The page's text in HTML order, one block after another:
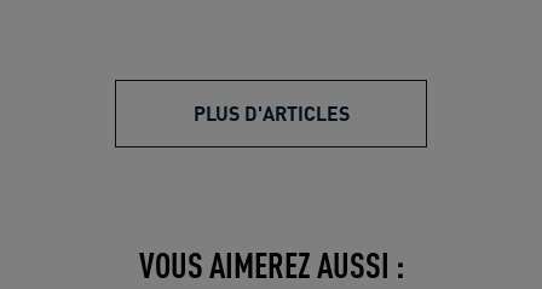
PLUS D'ARTICLES
VOUS AIMEREZ AUSSI :